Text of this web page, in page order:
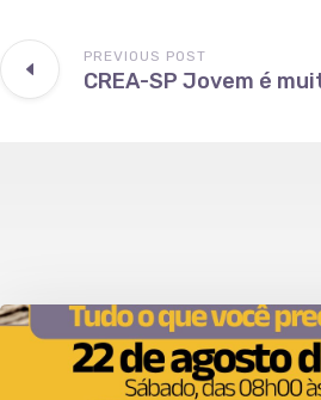
PREVIOUS POST
CREA-SP Jovem é